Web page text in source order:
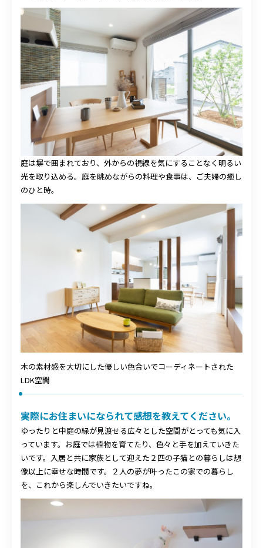
庭は塀で囲まれており、外からの視線を気にすることなく明るい
光を取り込める。庭を眺めながらの料理や食事は、ご夫婦の癒し
のひと時。
木の素材感を大切にした優しい色合いでコーディネートされた
LDK空間
実際にお住まいになられて感想を教えてください。
ゆったりと中庭の緑が見渡せる広々とした空間がとっても気に入
っています。お庭では植物を育てたり、色々と手を加えていきた
いです。入居と共に家族として迎えた２匹の子猫との暮らしは想
像以上に幸せな時間です。２人の夢が叶ったこの家での暮らし
を、これから楽しんでいきたいですね。